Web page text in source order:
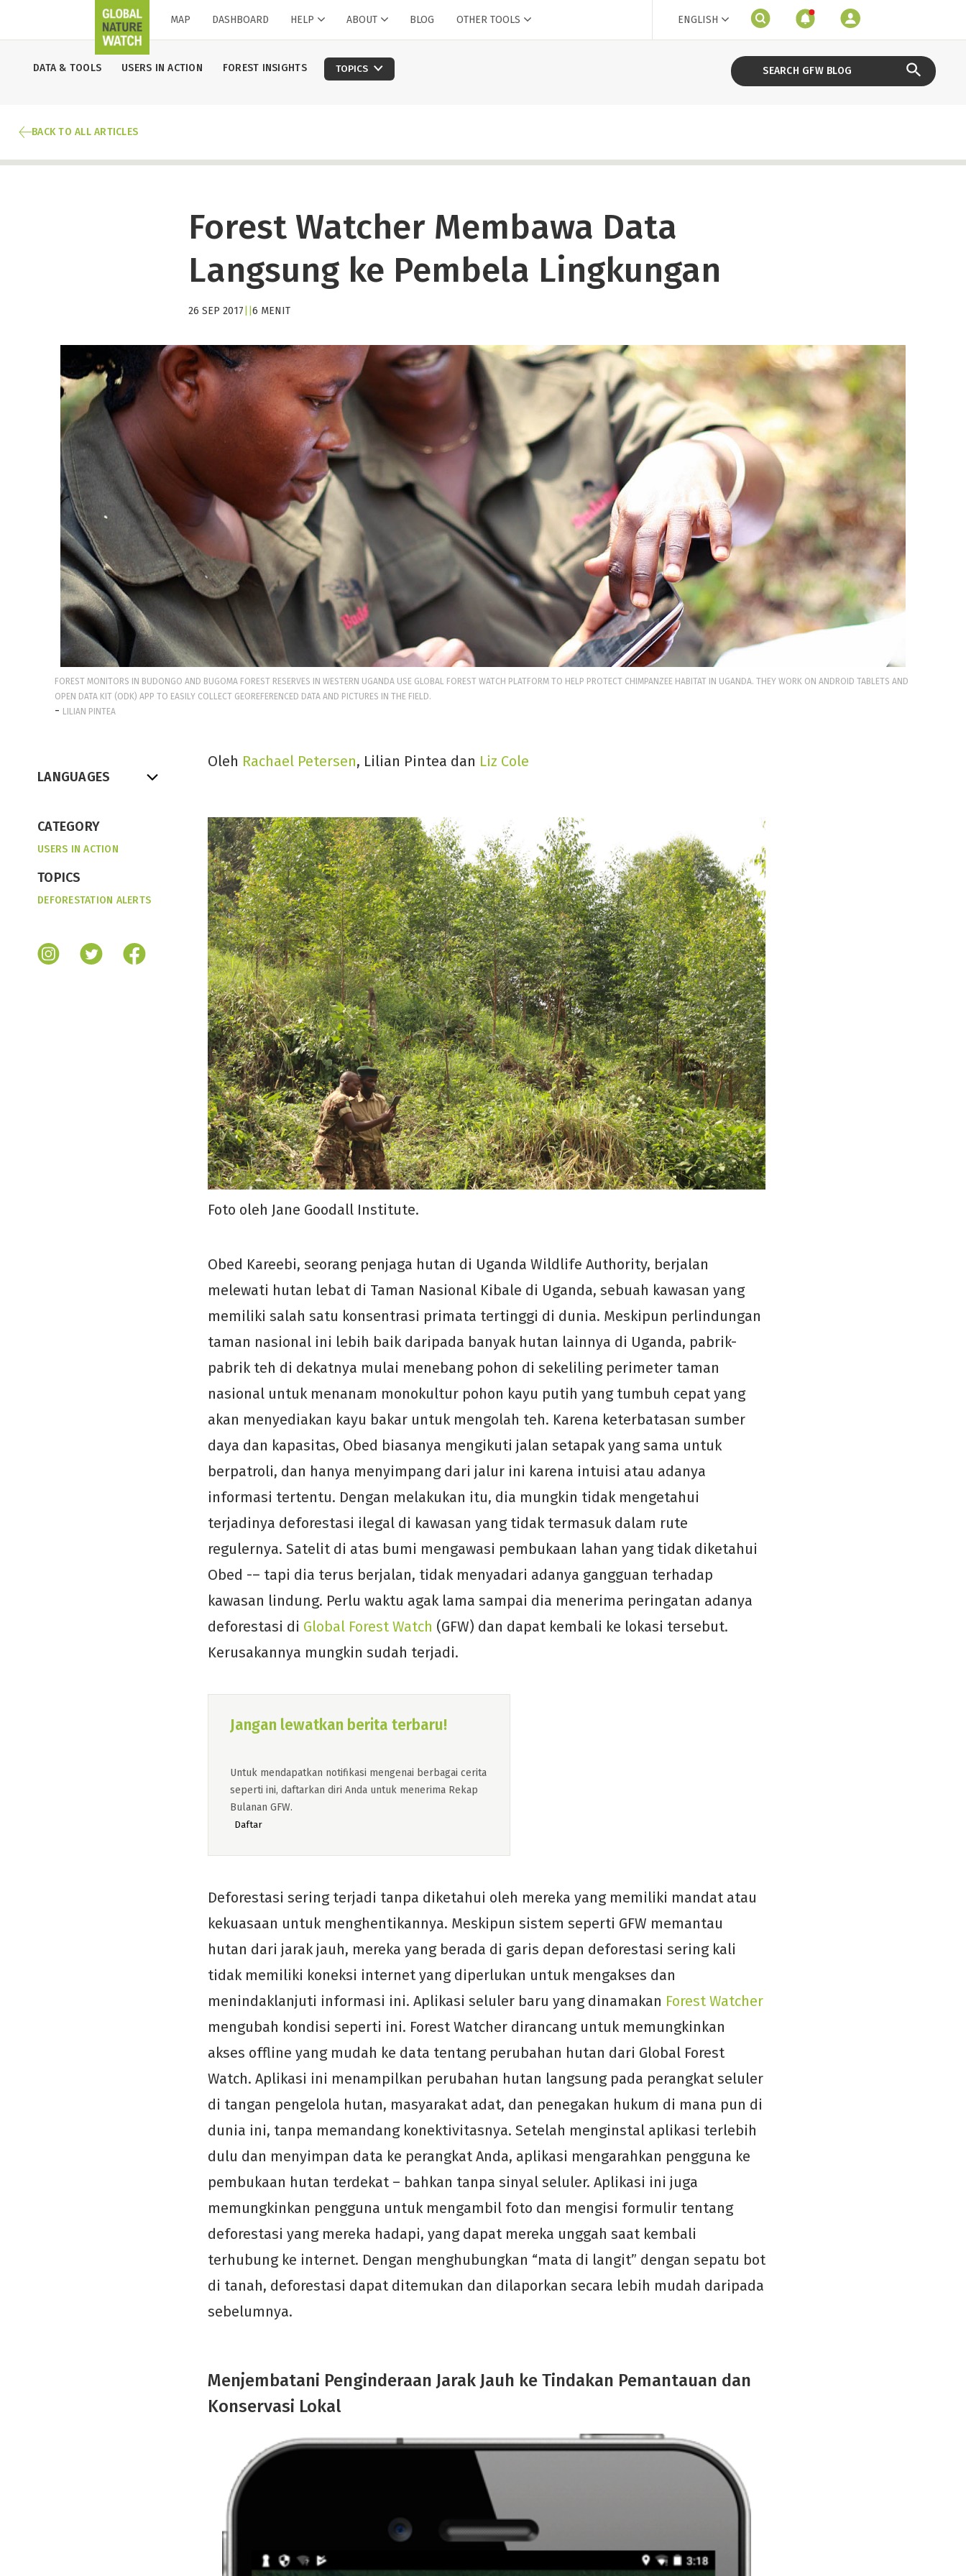
MAP DASHBOARD HELP ABOUT BLOG OTHER TOOLS ENGLISH
DATA & TOOLS USERS IN ACTION FOREST INSIGHTS TOPICS
BACK TO ALL ARTICLES
Forest Watcher Membawa Data
Langsung ke Pembela Lingkungan
26 SEP 2017 6 MENIT
FOREST MONITORS IN BUDONGO AND BUGOMA FOREST RESERVES IN WESTERN UGANDA USE GLOBAL FOREST WATCH PLATFORM TO HELP PROTECT CHIMPANZEE HABITAT IN UGANDA. THEY WORK ON ANDROID TABLETS AND
OPEN DATA KIT (ODK) APP TO EASILY COLLECT GEOREFERENCED DATA AND PICTURES IN THE FIELD.
- LILIAN PINTEA
LANGUAGES
CATEGORY
USERS IN ACTION
TOPICS
DEFORESTATION ALERTS
Oleh Rachael Petersen, Lilian Pintea dan Liz Cole
Foto oleh Jane Goodall Institute.
Obed Kareebi, seorang penjaga hutan di Uganda Wildlife Authority, berjalan
melewati hutan lebat di Taman Nasional Kibale di Uganda, sebuah kawasan yang
memiliki salah satu konsentrasi primata tertinggi di dunia. Meskipun perlindungan
taman nasional ini lebih baik daripada banyak hutan lainnya di Uganda, pabrik-
pabrik teh di dekatnya mulai menebang pohon di sekeliling perimeter taman
nasional untuk menanam monokultur pohon kayu putih yang tumbuh cepat yang
akan menyediakan kayu bakar untuk mengolah teh. Karena keterbatasan sumber
daya dan kapasitas, Obed biasanya mengikuti jalan setapak yang sama untuk
berpatroli, dan hanya menyimpang dari jalur ini karena intuisi atau adanya
informasi tertentu. Dengan melakukan itu, dia mungkin tidak mengetahui
terjadinya deforestasi ilegal di kawasan yang tidak termasuk dalam rute
regulernya. Satelit di atas bumi mengawasi pembukaan lahan yang tidak diketahui
Obed -– tapi dia terus berjalan, tidak menyadari adanya gangguan terhadap
kawasan lindung. Perlu waktu agak lama sampai dia menerima peringatan adanya
deforestasi di Global Forest Watch (GFW) dan dapat kembali ke lokasi tersebut.
Kerusakannya mungkin sudah terjadi.
Jangan lewatkan berita terbaru!
Untuk mendapatkan notifikasi mengenai berbagai cerita
seperti ini, daftarkan diri Anda untuk menerima Rekap
Bulanan GFW.
Daftar
Deforestasi sering terjadi tanpa diketahui oleh mereka yang memiliki mandat atau
kekuasaan untuk menghentikannya. Meskipun sistem seperti GFW memantau
hutan dari jarak jauh, mereka yang berada di garis depan deforestasi sering kali
tidak memiliki koneksi internet yang diperlukan untuk mengakses dan
menindaklanjuti informasi ini. Aplikasi seluler baru yang dinamakan Forest Watcher
mengubah kondisi seperti ini. Forest Watcher dirancang untuk memungkinkan
akses offline yang mudah ke data tentang perubahan hutan dari Global Forest
Watch. Aplikasi ini menampilkan perubahan hutan langsung pada perangkat seluler
di tangan pengelola hutan, masyarakat adat, dan penegakan hukum di mana pun di
dunia ini, tanpa memandang konektivitasnya. Setelah menginstal aplikasi terlebih
dulu dan menyimpan data ke perangkat Anda, aplikasi mengarahkan pengguna ke
pembukaan hutan terdekat – bahkan tanpa sinyal seluler. Aplikasi ini juga
memungkinkan pengguna untuk mengambil foto dan mengisi formulir tentang
deforestasi yang mereka hadapi, yang dapat mereka unggah saat kembali
terhubung ke internet. Dengan menghubungkan “mata di langit” dengan sepatu bot
di tanah, deforestasi dapat ditemukan dan dilaporkan secara lebih mudah daripada
sebelumnya.
Menjembatani Penginderaan Jarak Jauh ke Tindakan Pemantauan dan
Konservasi Lokal